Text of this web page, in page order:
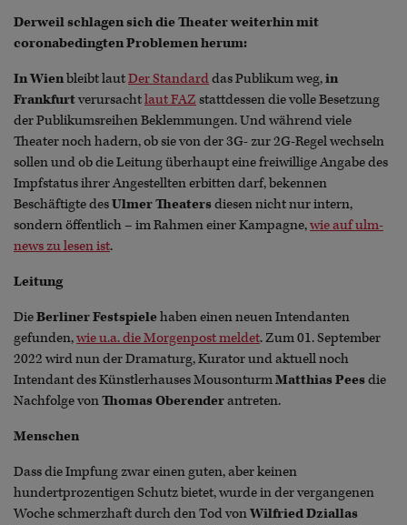
Derweil schlagen sich die Theater weiterhin mit
coronabedingten Problemen herum:
In Wienbleibt lautDer Standarddas Publikum weg,in
Frankfurtverursachtlaut FAZ stattdessen die volle Besetzung
der Publikumsreihen Beklemmungen. Und während viele
Theater noch hadern, ob sie von der 3G- zur 2G-Regel wechseln
sollen und ob die Leitung überhaupt eine freiwillige Angabe des
Impfstatus ihrer Angestellten erbitten darf, bekennen
Beschäftigte desUlmer Theatersdiesen nicht nur intern,
sondern öffentlich – im Rahmen einer Kampagne,wie auf ulm-
news zu lesen ist.
Leitung
DieBerliner Festspielehaben einen neuen Intendanten
gefunden,wie u.a. die Morgenpost meldet. Zum 01. September
2022 wird nun der Dramaturg, Kurator und aktuell noch
Intendant des Künstlerhauses MousonturmMatthias Peesdie
Nachfolge vonThomas Oberenderantreten.
Menschen
Dass die Impfung zwar einen guten, aber keinen
hundertprozentigen Schutz bietet, wurde in der vergangenen
Woche schmerzhaft durch den Tod vonWilfried Dziallas